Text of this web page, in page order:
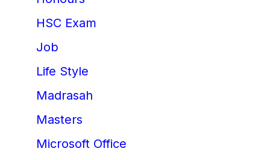
HSC Exam
Job
Life Style
Madrasah
Masters
Microsoft Office